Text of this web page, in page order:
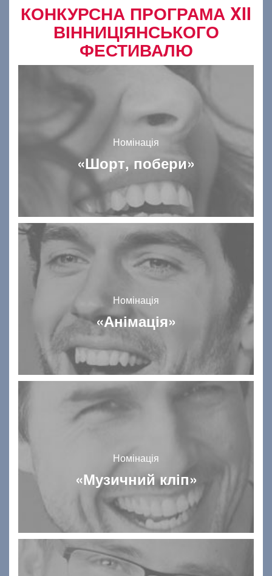
КОНКУРСНА ПРОГРАМА XII
ВІННИЦІЯНСЬКОГО
ФЕСТИВАЛЮ
Номінація
«Шорт, побери»
Номінація
«Анімація»
Номінація
«Музичний кліп»